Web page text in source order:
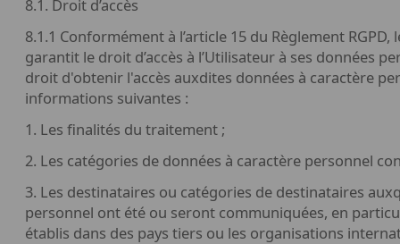
8.1. Droit d’accès
8.1.1 Conformément à l’article 15 du Règlement
garantit le droit d’accès à l’Utilisateur à ses données
droit d'obtenir l'accès auxdites données à caractère
informations suivantes :
1. Les finalités du traitement ;
2. Les catégories de données à caractère personnel
3. Les destinataires ou catégories de destinataires
personnel ont été ou seront communiquées, en
établis dans des pays tiers ou les organisations